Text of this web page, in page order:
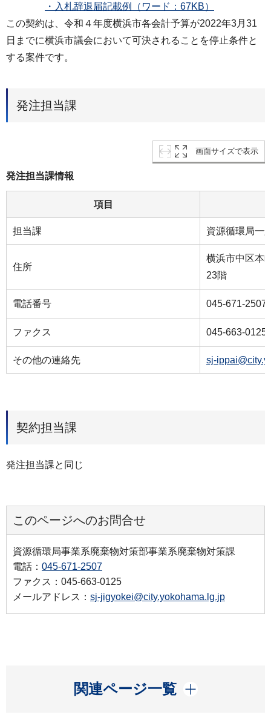
・入札辞退届記載例（ワード：67KB）
この契約は、令和４年度横浜市各会計予算が2022年3月31
日までに横浜市議会において可決されることを停止条件と
する案件です。
発注担当課
画面サイズで表示
発注担当課情報
項目
担当課 資源循環局一
住所
横浜市中区本
23階
電話番号 045-671-2507
ファクス 045-663-0125
その他の連絡先 sj-
契約担当課
発注担当課と同じ
このページへのお問合せ
資源循環局事業系廃棄物対策部事業系廃棄物対策課
電話： 045-671-2507
ファクス：045-663-0125
メールアドレス： sj-jigyokei@city.yokohama.lg.jp
関連ページ一覧
開く